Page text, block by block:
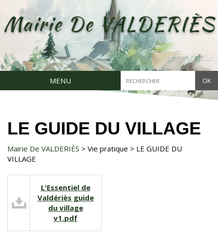
contenu
principal
MENU
dans
LE GUIDE DU VILLAGE
Mairie De VALDERIÈS Vie pratique
LE GUIDE DU
VILLAGE
L'Essentiel de
Valdériès guide
du village
v1.pdf